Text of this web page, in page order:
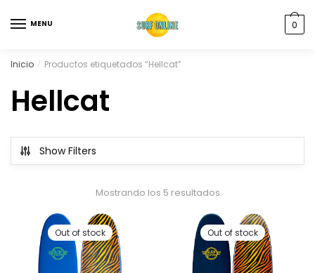
MENU 0
Inicio / Productos etiquetados “Hellcat”
Hellcat
Show Filters
Mostrando los 5 resultados
Out of stock Out of stock